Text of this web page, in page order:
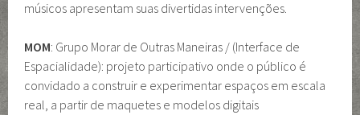
músicos apresentam suas divertidas intervenções.
MOM: Grupo Morar de Outras Maneiras / (Interface de
Espacialidade): projeto participativo onde o público é
convidado a construir e experimentar espaços em escala
real, a partir de maquetes e modelos digitais